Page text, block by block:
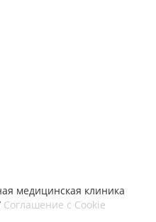
медицинская клиника
Соглашение с Cookie